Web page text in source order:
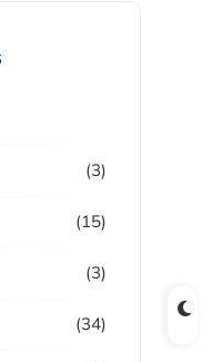
(3)
(15)
(3)
(34)